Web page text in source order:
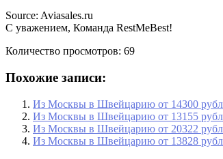
Source: Aviasales.ru
С уважением, Команда RestMeBest!
Количество просмотров: 69
Похожие записи:
Из Москвы в Швейцарию от 14300
Из Москвы в Швейцарию от 13155
Из Москвы в Швейцарию от 20322
Из Москвы в Швейцарию от 13828